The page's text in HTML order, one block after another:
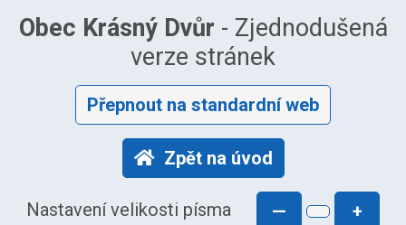
Obec Krásný Dvůr - Zjednodušená
verze stránek
Přepnout na standardní web
Zpět na úvod
Nastavení velikosti písma — +